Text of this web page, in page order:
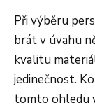
Při výběru
brát v úvahu
kvalitu
jedinečnost.
tomto ohledu